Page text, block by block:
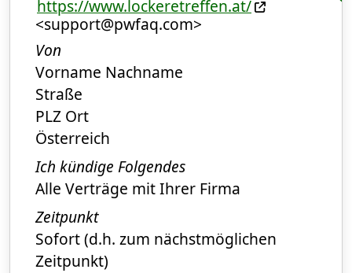
https://www.lockeretreffen.at/
<support@pwfaq.com>
Von
Vorname Nachname
Straße
PLZ Ort
Österreich
Ich kündige Folgendes
Alle Verträge mit Ihrer Firma
Zeitpunkt
Sofort (d.h. zum nächstmöglichen
Zeitpunkt)